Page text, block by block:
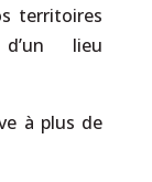
territoires
lieu
à plus de